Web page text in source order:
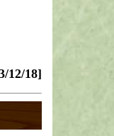
12/18]